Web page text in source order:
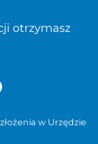
otrzymasz
w Urzędzie